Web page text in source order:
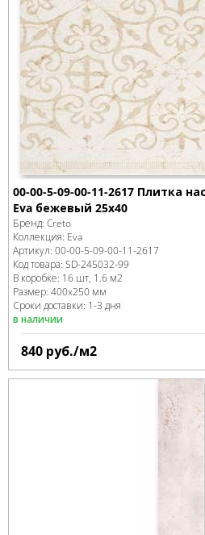
00-00-5-09-00-11-2617 Плитка
Eva бежевый 25х40
Бренд: Creto
Коллекция: Eva
Артикул: 00-00-5-09-00-11-2617
Код товара: SD-245032-99
В коробке: 16 шт, 1.6 м2
Размер: 400x250 мм
Сроки доставки: 1-3 дня
в наличии
840 руб./м2